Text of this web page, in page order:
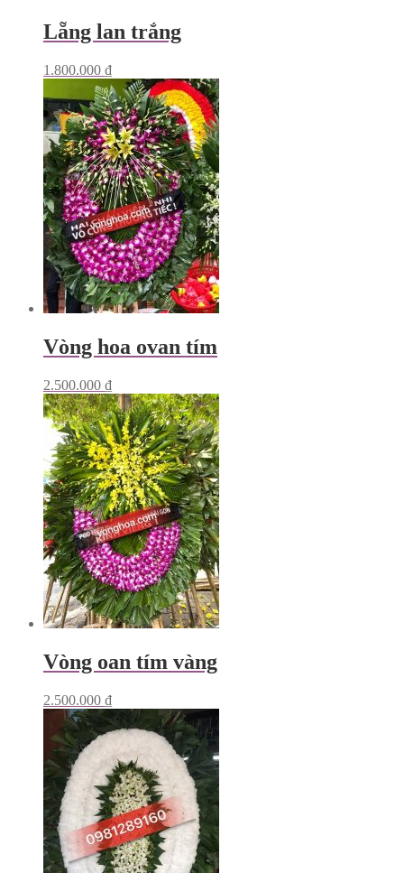
Lẵng lan trắng
1.800.000 ₫
Vòng hoa ovan tím
2.500.000 ₫
Vòng oan tím vàng
2.500.000 ₫